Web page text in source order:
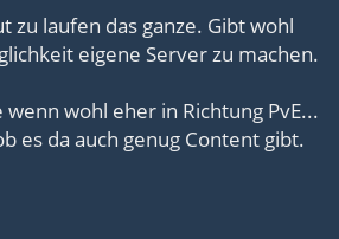
zu laufen das ganze. Gibt wohl
eigene Server zu machen.
wohl eher in Richtung PvE...
es da auch genug Content gibt.